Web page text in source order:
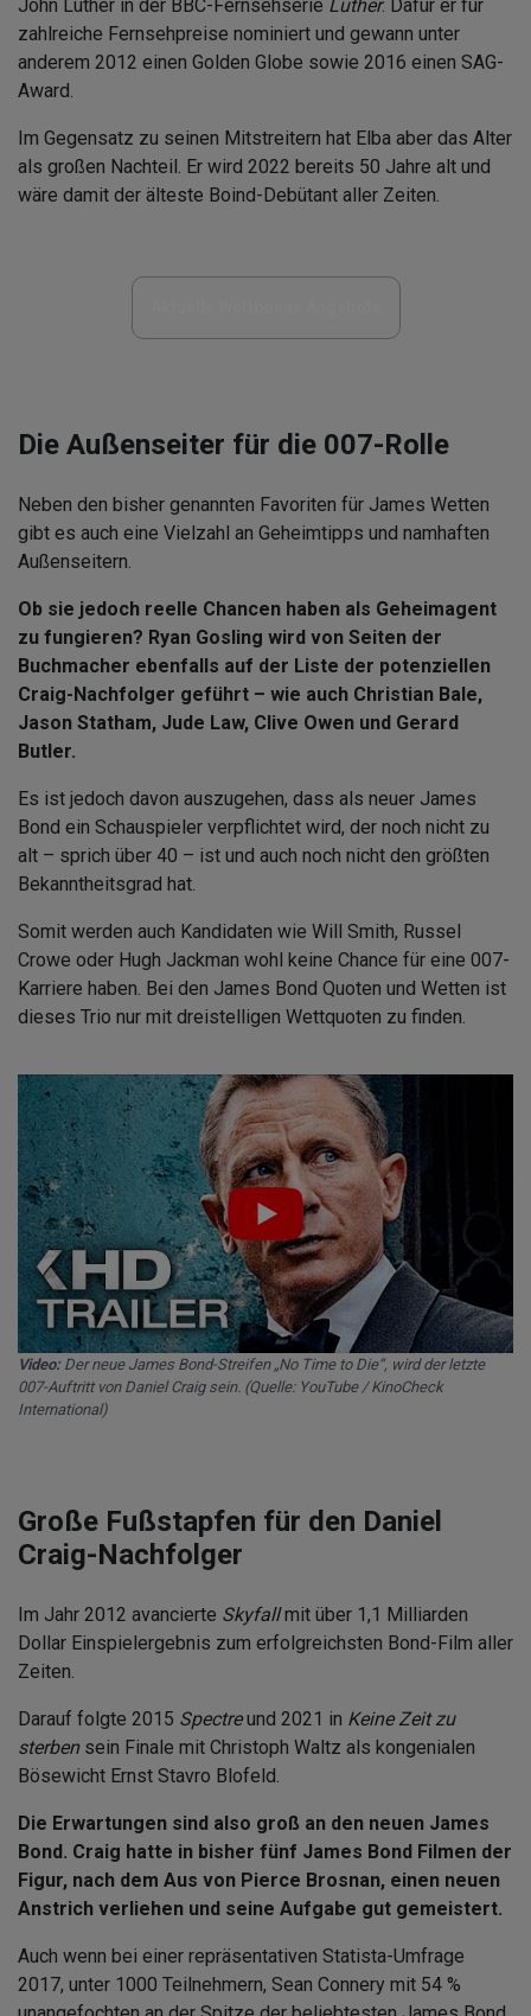
John Luther in der BBC-Fernsehserie Luther. Dafür er für
zahlreiche Fernsehpreise nominiert und gewann unter
anderem 2012 einen Golden Globe sowie 2016 einen SAG-
Award.
Im Gegensatz zu seinen Mitstreitern hat Elba aber das Alter
als großen Nachteil. Er wird 2022 bereits 50 Jahre alt und
wäre damit der älteste Boind-Debütant aller Zeiten.
Die Außenseiter für die 007-Rolle
Neben den bisher genannten Favoriten für James Wetten
gibt es auch eine Vielzahl an Geheimtipps und namhaften
Außenseitern.
Ob sie jedoch reelle Chancen haben als Geheimagent
zu fungieren? Ryan Gosling wird von Seiten der
Buchmacher ebenfalls auf der Liste der potenziellen
Craig-Nachfolger geführt – wie auch Christian Bale,
Jason Statham, Jude Law, Clive Owen und Gerard
Butler.
Es ist jedoch davon auszugehen, dass als neuer James
Bond ein Schauspieler verpflichtet wird, der noch nicht zu
alt – sprich über 40 – ist und auch noch nicht den größten
Bekanntheitsgrad hat.
Somit werden auch Kandidaten wie Will Smith, Russel
Crowe oder Hugh Jackman wohl keine Chance für eine 007-
Karriere haben. Bei den James Bond Quoten und Wetten ist
dieses Trio nur mit dreistelligen Wettquoten zu finden.
Video:Der neue James Bond-Streifen „No Time to Die“, wird der letzte
007-Auftritt von Daniel Craig sein. (Quelle: YouTube / KinoCheck
International)
Große Fußstapfen für den Daniel
Craig-Nachfolger
Im Jahr 2012 avancierte Skyfallmit über 1,1 Milliarden
Dollar Einspielergebnis zum erfolgreichsten Bond-Film aller
Zeiten.
Darauf folgte 2015 Spectreund 2021 in Keine Zeit zu
sterbensein Finale mit Christoph Waltz als kongenialen
Bösewicht Ernst Stavro Blofeld.
Die Erwartungen sind also groß an den neuen James
Bond. Craig hatte in bisher fünf James Bond Filmen der
Figur, nach dem Aus von Pierce Brosnan, einen neuen
Anstrich verliehen und seine Aufgabe gut gemeistert.
Auch wenn bei einer repräsentativen Statista-Umfrage
2017, unter 1000 Teilnehmern, Sean Connery mit 54 %